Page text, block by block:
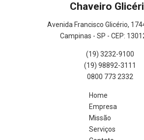
Chaveiro
Avenida Francisco Glicério,
Campinas - SP - CEP:
(19) 3232-9100
(19) 98892-3111
0800 773 2332
Home
Empresa
Missão
Serviços